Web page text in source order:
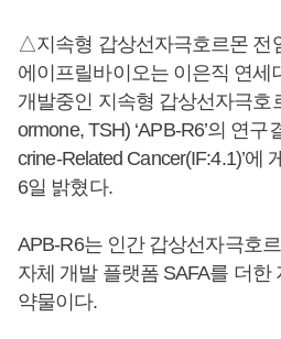
△지속형 갑상선자극호르몬 전
에이프릴바이오는 이은직 연세
개발중인 지속형 갑상선자극호
ormone, TSH) ‘APB-R6’의 연
crine-Related Cancer(IF:4.1)’에
6일 밝혔다.
APB-R6는 인간 갑상선자극호
자체 개발 플랫폼 SAFA를 더한
약물이다.